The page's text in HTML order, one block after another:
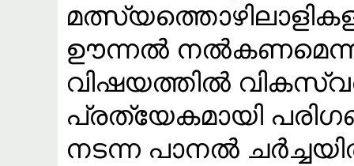
ഊന്നൽ
വിഷയത്തിൽ
പ്രത്യേകമായി
നടന്ന പാനൽ